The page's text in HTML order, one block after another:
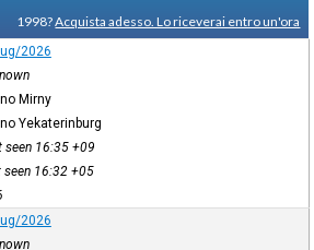
1998?Acquista adesso. Lo riceverai entro un'ora
2026
Mirny
Yekaterinburg
seen 16:35 +09
seen 16:32 +05
2026